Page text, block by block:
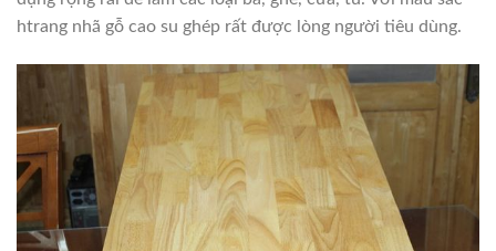
htrang nhã gỗ cao su ghép rất được lòng người tiêu dùng.